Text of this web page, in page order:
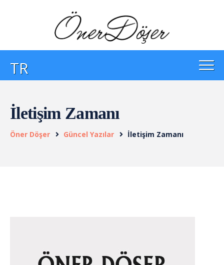
TR
İletişim Zamanı
Öner Döşer Güncel Yazılar İletişim Zamanı